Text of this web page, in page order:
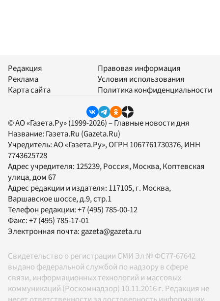
Редакция
Реклама
Карта сайта
Правовая информация
Условия использования
Политика конфиденциальности
© АО «Газета.Ру» (1999-2026) – Главные новости дня
Название: Газета.Ru (Gazeta.Ru)
Учредитель:АО «Газета.Ру», ОГРН 1067761730376, ИНН
7743625728
Адрес учредителя: 125239, Россия, Москва, Коптевская
улица, дом 67
Адрес редакции и издателя: 117105, г. Москва,
Варшавское шоссе, д.9, стр.1
Телефон редакции:+7 (495) 785-00-12
Факс:+7 (495) 785-17-01
Электронная почта: gazeta@gazeta.ru
Свидетельство о регистрации СМИ Эл № ФС77-67642
выдано федеральной службой по надзору в сфере
связи, информационных технологий и массовых
коммуникаций (Роскомнадзор) 10.11.2016 г. Редакция не